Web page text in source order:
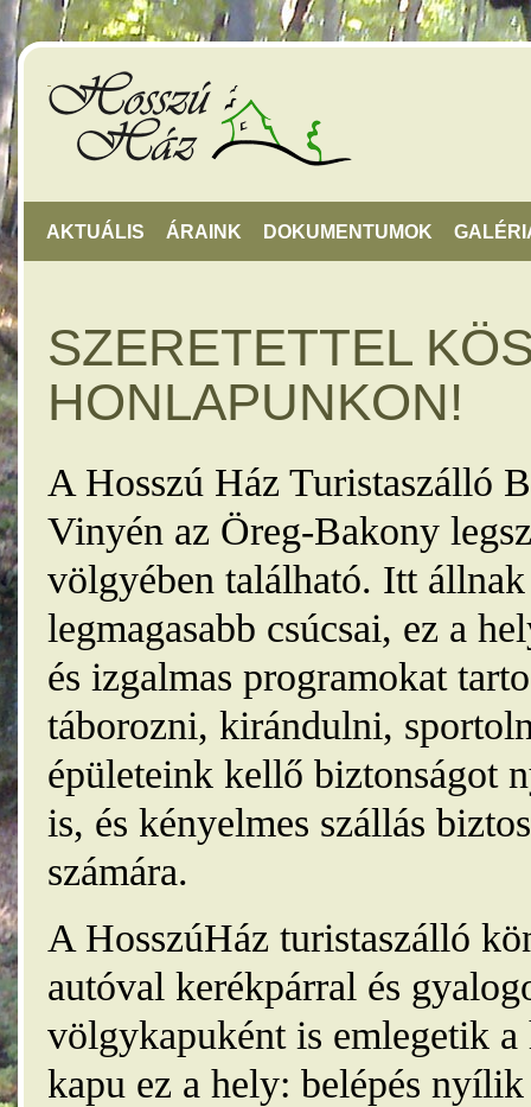
AKTUÁLIS ÁRAINK DOKUMENTUMOK
SZERETETTEL
HONLAPUNKON!
A Hosszú Ház Turistaszálló
Vinyén az Öreg-Bakony
völgyében található. Itt
legmagasabb csúcsai, ez a
és izgalmas programokat
táborozni, kirándulni,
épületeink kellő biztonságot
is, és kényelmes szállás
számára.
A HosszúHáz turistaszálló
autóval kerékpárral és
völgykapuként is emlegetik
kapu ez a hely: belépés